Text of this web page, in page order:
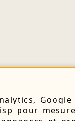
Google
pour